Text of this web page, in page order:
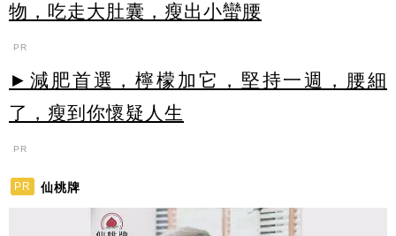
物，吃走大肚囊，瘦出小蠻腰
PR
►減肥首選，檸檬加它，堅持一週，腰細
了，瘦到你懷疑人生
PR
PR 仙桃牌